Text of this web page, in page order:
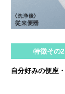
特徴その2
自分好みの便座